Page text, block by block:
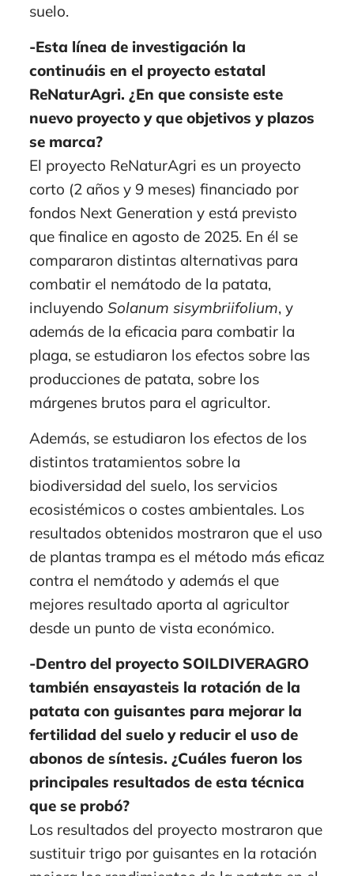
suelo.
-Esta línea de investigación la
continuáis en el proyecto estatal
ReNaturAgri. ¿En que consiste este
nuevo proyecto y que objetivos y plazos
se marca?
El proyecto ReNaturAgri es un proyecto
corto (2 años y 9 meses) financiado por
fondos Next Generation y está previsto
que finalice en agosto de 2025. En él se
compararon distintas alternativas para
combatir el nemátodo de la patata,
incluyendo Solanum sisymbriifolium, y
además de la eficacia para combatir la
plaga, se estudiaron los efectos sobre las
producciones de patata, sobre los
márgenes brutos para el agricultor.
Además, se estudiaron los efectos de los
distintos tratamientos sobre la
biodiversidad del suelo, los servicios
ecosistémicos o costes ambientales. Los
resultados obtenidos mostraron que el uso
de plantas trampa es el método más eficaz
contra el nemátodo y además el que
mejores resultado aporta al agricultor
desde un punto de vista económico.
-Dentro del proyecto SOILDIVERAGRO
también ensayasteis la rotación de la
patata con guisantes para mejorar la
fertilidad del suelo y reducir el uso de
abonos de síntesis. ¿Cuáles fueron los
principales resultados de esta técnica
que se probó?
Los resultados del proyecto mostraron que
sustituir trigo por guisantes en la rotación